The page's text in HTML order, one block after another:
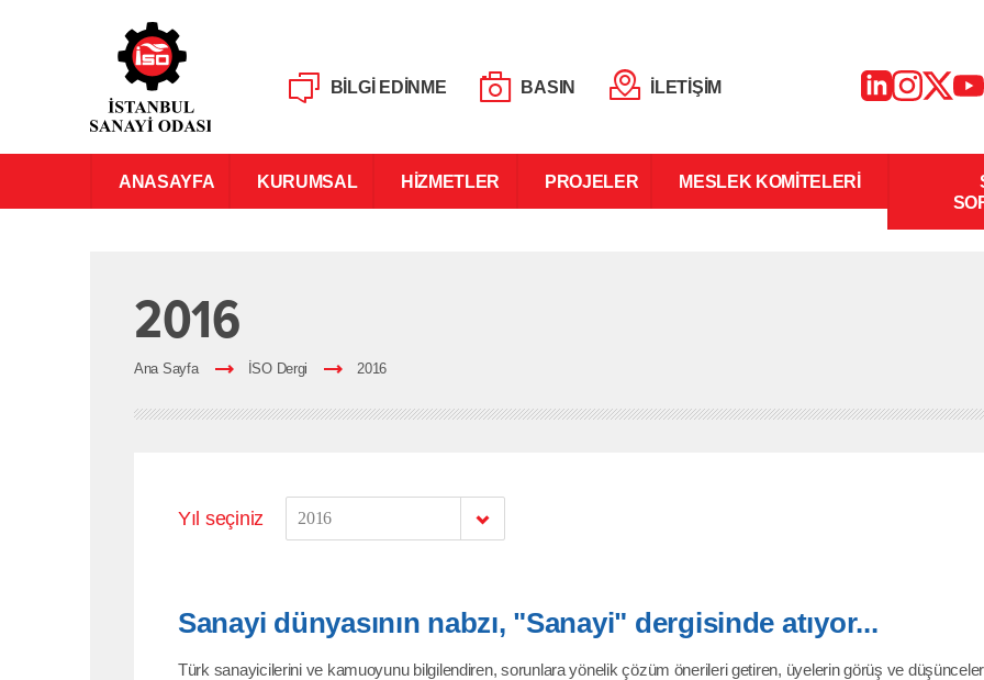
ANASAYFA KURUMSAL HİZMETLER PROJELER MESLEK KOMİTELERİ
BİLGİ EDİNME BASIN İLETİŞİM
2016
Ana Sayfa İSO Dergi 2016
Yıl seçiniz 2016
Sanayi dünyasının nabzı, "Sanayi" dergisinde atıyor...
Türk sanayicilerini ve kamuoyunu bilgilendiren, sorunlara yönelik çözüm önerileri getiren, üyelerin görüş ve